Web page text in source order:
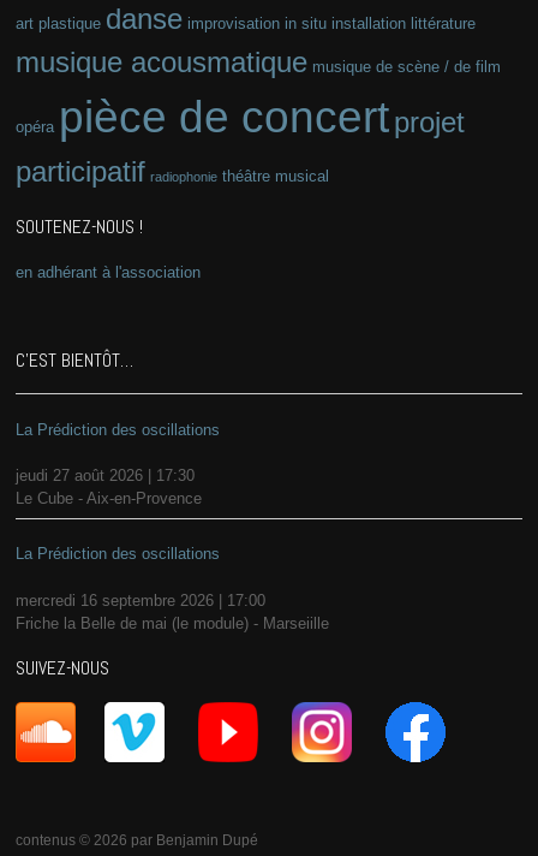
art plastique danse improvisation in situ installation littérature
musique acousmatique musique de scène / de film
opéra pièce de concertprojet
participatif radiophonie théâtre musical
SOUTENEZ-NOUS !
en adhérant à l'association
C’EST BIENTÔT…
La Prédiction des oscillations
jeudi 27 août 2026 | 17:30
Le Cube - Aix-en-Provence
La Prédiction des oscillations
mercredi 16 septembre 2026 | 17:00
Friche la Belle de mai (le module) - Marseiille
SUIVEZ-NOUS
contenus © 2026 par Benjamin Dupé